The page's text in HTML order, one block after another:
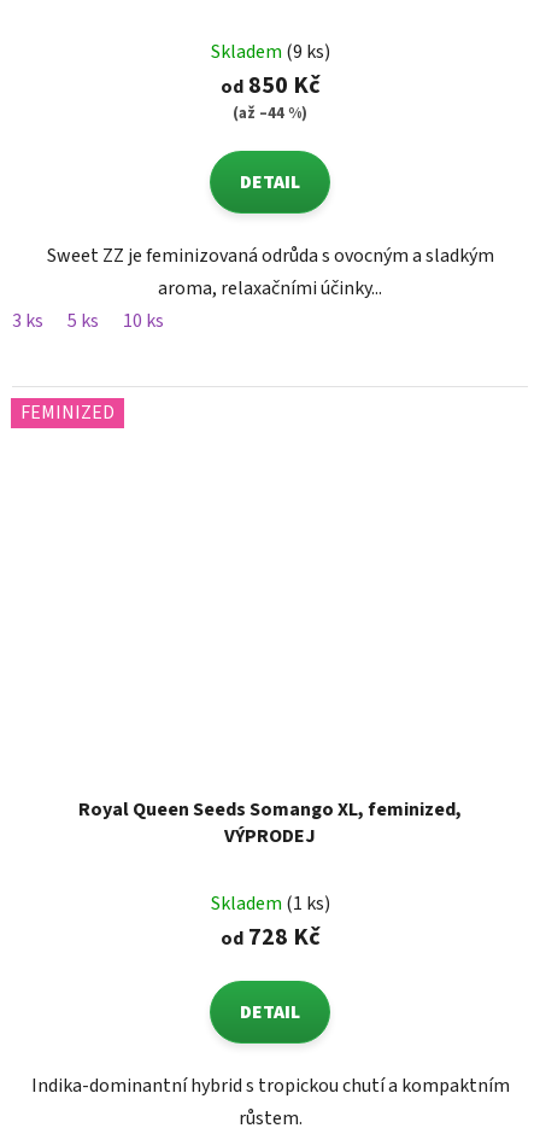
Skladem (9 ks)
od850 Kč
(až –44 %)
DETAIL
Sweet ZZ je feminizovaná odrůda s ovocným a sladkým
aroma, relaxačními účinky...
3 ks
5 ks 10 ks
FEMINIZED
Royal Queen Seeds Somango XL, feminized,
VÝPRODEJ
Skladem (1 ks)
od728 Kč
DETAIL
Indika-dominantní hybrid s tropickou chutí a kompaktním
růstem.